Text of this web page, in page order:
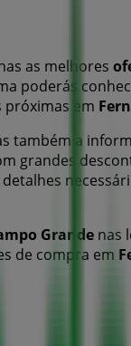
as melhores
poderás
próximas em
também a
grandes
Grande nas
de compra em